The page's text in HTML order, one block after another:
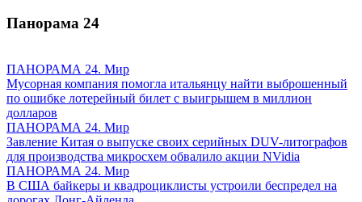
Панорама 24
ПАНОРАМА 24. Мир
Мусорная компания помогла итальянцу найти выброшенный
по ошибке лотерейный билет с выигрышем в миллион
долларов
ПАНОРАМА 24. Мир
Завление Китая о выпуске своих серийных DUV-литографов
для производства микросхем обвалило акции NVidia
ПАНОРАМА 24. Мир
В США байкеры и квадроциклисты устроили беспредел на